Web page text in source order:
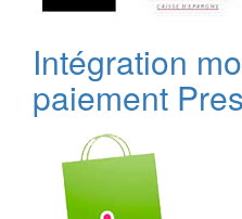
Intégration
paiement